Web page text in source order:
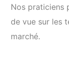
Nos praticiens
de vue sur les
marché.